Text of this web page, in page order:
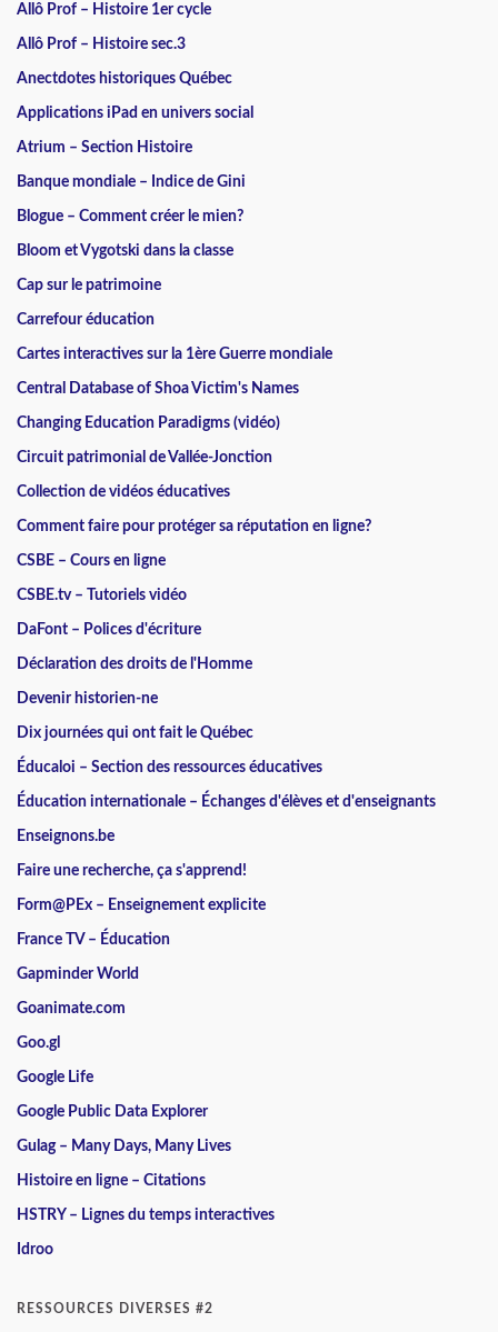
Allô Prof – Histoire 1er cycle
Allô Prof – Histoire sec.3
Anectdotes historiques Québec
Applications iPad en univers social
Atrium – Section Histoire
Banque mondiale – Indice de Gini
Blogue – Comment créer le mien?
Bloom et Vygotski dans la classe
Cap sur le patrimoine
Carrefour éducation
Cartes interactives sur la 1ère Guerre mondiale
Central Database of Shoa Victim's Names
Changing Education Paradigms (vidéo)
Circuit patrimonial de Vallée-Jonction
Collection de vidéos éducatives
Comment faire pour protéger sa réputation en ligne?
CSBE – Cours en ligne
CSBE.tv – Tutoriels vidéo
DaFont – Polices d'écriture
Déclaration des droits de l'Homme
Devenir historien-ne
Dix journées qui ont fait le Québec
Éducaloi – Section des ressources éducatives
Éducation internationale – Échanges d'élèves et d'enseignants
Enseignons.be
Faire une recherche, ça s'apprend!
Form@PEx – Enseignement explicite
France TV – Éducation
Gapminder World
Goanimate.com
Goo.gl
Google Life
Google Public Data Explorer
Gulag – Many Days, Many Lives
Histoire en ligne – Citations
HSTRY – Lignes du temps interactives
Idroo
RESSOURCES DIVERSES #2